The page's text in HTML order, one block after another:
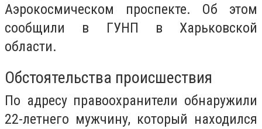
Аэрокосмическом проспекте. Об этом
сообщили в ГУНП в Харьковской
области.
Обстоятельства происшествия
По адресу правоохранители обнаружили
22-летнего мужчину, который находился